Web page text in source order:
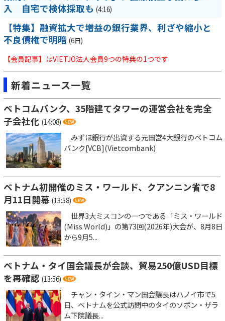
入 自宅で検体採取も (4:16)
【特集】融資拡大で増益の銀行業界、利ざや縮小と
不良債権で明暗 (6日)
【会員記事】はVIETJO法人会員9つの特典の1つです
新着ニュース一覧
ベトコムバンク、35階建てタワーの運営会社を完全
子会社化 (14:08)
みずほ銀行が出資する元国営4大銀行のベトコム
バンク[VCB](Vietcombank)
ベトナム初開催のミス・ワールド、クアンニン省で8
月11日開幕 (13:58)
世界3大ミスコンの一つである「ミス・ワールド
(Miss World)」の第73回(2026年)大会が、8月8日
から9月5...
ベトナム・タイ国会議長が会談、貿易250億USD目標
を再確認 (13:56)
チャン・タイン・マン国会議長はハノイ市で5
日、ベトナムを公式訪問中のタイのソポン・ザラ
ム下院議長...